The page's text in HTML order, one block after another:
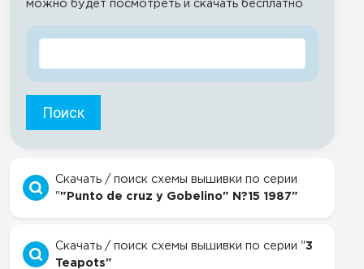
можно будет посмотреть и скачать бесплатно
Поиск
Скачать / поиск схемы вышивки по серии
""Punto de cruz y Gobelino" N?15 1987"
Скачать / поиск схемы вышивки по серии "3
Teapots"